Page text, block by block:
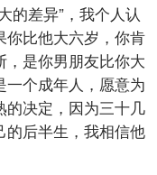
的差异”，我个人认
你比他大六岁，你肯
是你男朋友比你大
个成年人，愿意为
的决定，因为三十几
的后半生，我相信他